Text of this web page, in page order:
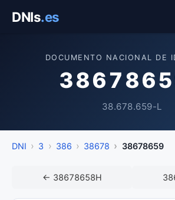
DNIs.es
DOCUMENTO NACIONAL DE
38.678.659-L
DNI 3 386 38678 38678659
← 38678658H